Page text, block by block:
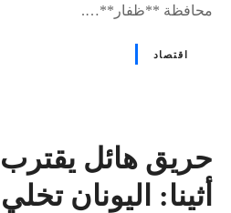
محافظة **ظفار**….
اقتصاد
حريق هائل
أثينا: اليونان